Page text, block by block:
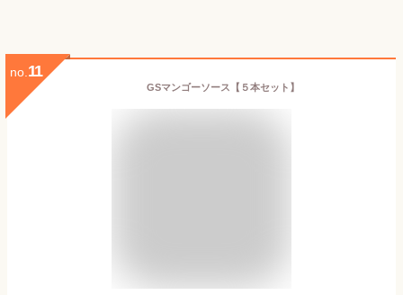
no. 11
GSマンゴーソース【５本セット】